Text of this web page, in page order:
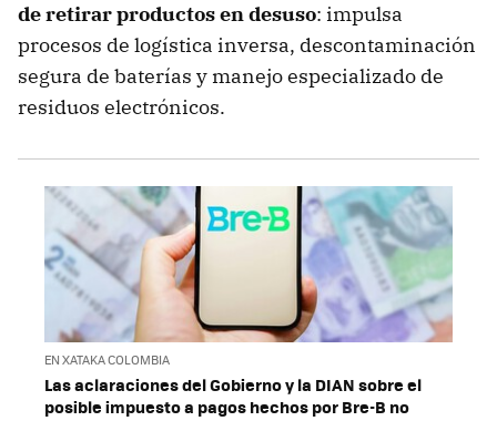
de retirar productos en desuso: impulsa
procesos de logística inversa, descontaminación
segura de baterías y manejo especializado de
residuos electrónicos.
EN XATAKA COLOMBIA
Las aclaraciones del Gobierno y la DIAN sobre el
posible impuesto a pagos hechos por Bre-B no